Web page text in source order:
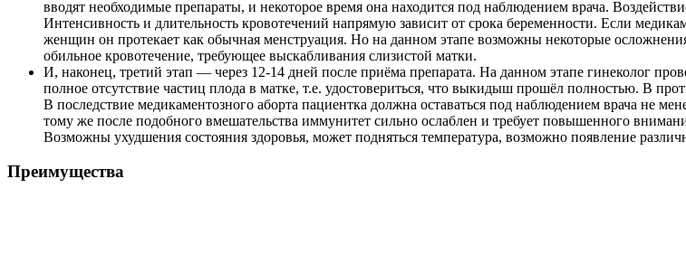
вводят необходимые препараты, и некоторое время она находится под наблюдением врача.
Интенсивность и длительность кровотечений напрямую зависит от срока беременности. Если
женщин он протекает как обычная менструация. Но на данном этапе возможны некоторые
обильное кровотечение, требующее выскабливания слизистой матки.
И, наконец, третий этап — через 12-14 дней после приёма препарата. На данном этапе гинеколог
полное отсутствие частиц плода в матке, т.е. удостовериться, что выкидыш прошёл полностью. В
В последствие медикаментозного аборта пациентка должна оставаться под наблюдением врача не
тому же после подобного вмешательства иммунитет сильно ослаблен и требует повышенного
Возможны ухудшения состояния здоровья, может подняться температура, возможно появление
Преимущества